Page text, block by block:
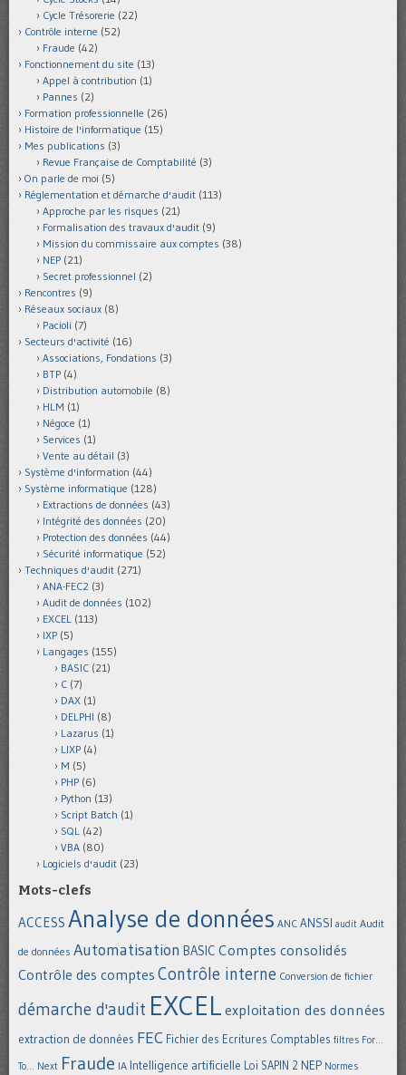
Cycle Trésorerie (22)
Contrôle interne (52)
Fraude (42)
Fonctionnement du site (13)
Appel à contribution (1)
Pannes (2)
Formation professionnelle (26)
Histoire de l'informatique (15)
Mes publications (3)
Revue Française de Comptabilité (3)
On parle de moi (5)
Réglementation et démarche d'audit (113)
Approche par les risques (21)
Formalisation des travaux d'audit (9)
Mission du commissaire aux comptes (38)
NEP (21)
Secret professionnel (2)
Rencontres (9)
Réseaux sociaux (8)
Pacioli (7)
Secteurs d'activité (16)
Associations, Fondations (3)
BTP (4)
Distribution automobile (8)
HLM (1)
Négoce (1)
Services (1)
Vente au détail (3)
Système d'information (44)
Système informatique (128)
Extractions de données (43)
Intégrité des données (20)
Protection des données (44)
Sécurité informatique (52)
Techniques d'audit (271)
ANA-FEC2 (3)
Audit de données (102)
EXCEL (113)
IXP (5)
Langages (155)
BASIC (21)
C (7)
DAX (1)
DELPHI (8)
Lazarus (1)
LIXP (4)
M (5)
PHP (6)
Python (13)
Script Batch (1)
SQL (42)
VBA (80)
Logiciels d'audit (23)
Mots-clefs
ACCESS Analyse de données ANC ANSSI audit Audit
de données Automatisation BASIC Comptes consolidés
Contrôle des comptes Contrôle interne Conversion de fichier
démarche d'audit EXCEL exploitation des données
extraction de données FEC Fichier des Ecritures Comptables filtres For...
To... Next Fraude IA Intelligence artificielle Loi SAPIN 2 NEP Normes